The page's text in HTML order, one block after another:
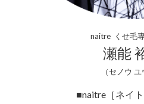
naitre くせ毛
瀬能
（セノウ ユ
■naitre［ネイ